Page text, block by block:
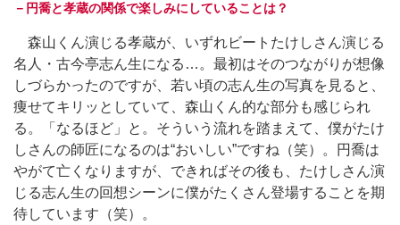
－円喬と孝蔵の関係で楽しみにしていることは？
森山くん演じる孝蔵が、いずれビートたけしさん演じる
名人・古今亭志ん生になる…。最初はそのつながりが想像
しづらかったのですが、若い頃の志ん生の写真を見ると、
痩せてキリッとしていて、森山くん的な部分も感じられ
る。「なるほど」と。そういう流れを踏まえて、僕がたけ
しさんの師匠になるのは“おいしい”ですね（笑）。円喬は
やがて亡くなりますが、できればその後も、たけしさん演
じる志ん生の回想シーンに僕がたくさん登場することを期
待しています（笑）。